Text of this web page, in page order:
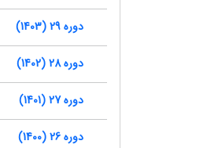
دوره 29 (1403)
دوره 28 (1402)
دوره 27 (1401)
دوره 26 (1400)